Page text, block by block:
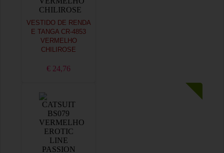
VESTIDO DE RENDA
E TANGA CR-4853
VERMELHO
CHILIROSE
€ 24,76